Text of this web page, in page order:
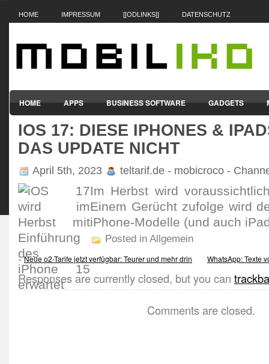
HOME IMPRESSUM [[ODLINKS]] DATENSCHUTZ
HOME APPS BUSINESS SOFTWARE GADGETS
SMARTPHONES & HANDYS TABLET-PCS VERTRÄGE &
IOS 17: DIESE IPHONES &
DAS UPDATE NICHT
April 5th, 2023 teltarif.de - mobicroco -
Im Herbst wird
Einem Gerücht zufolge wird
iPhone-Modelle (und auch
Posted in Allgemein
«Neue o2-Tarife jetzt verfügbar: Teurer und mehr drin WhatsApp: Texte
Responses are currently closed, but you can
Comments are closed.